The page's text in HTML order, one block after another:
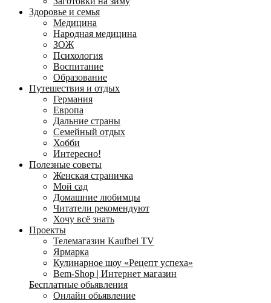
Здоровье и семья
Медицина
Народная медицина
ЗОЖ
Психология
Воспитание
Образование
Путешествия и отдых
Германия
Европа
Дальние страны
Семейный отдых
Хобби
Интересно!
Полезные советы
Женская страничка
Мой сад
Домашние любимцы
Читатели рекомендуют
Хочу всё знать
Проекты
Телемагазин Kaufbei TV
Ярмарка
Кулинарное шоу «Рецепт успеха»
Bem-Shop | Интернет магазин
Бесплатные обьявления
Онлайн обьявление